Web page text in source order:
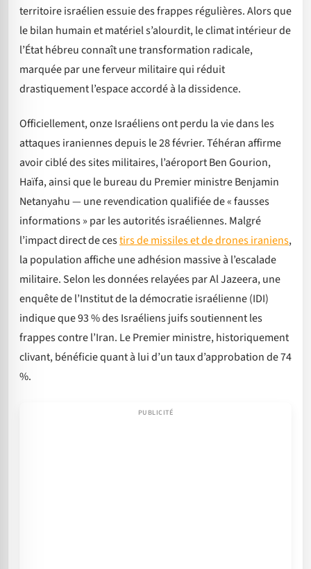
territoire israélien essuie des frappes régulières. Alors que
le bilan humain et matériel s’alourdit, le climat intérieur de
l’État hébreu connaît une transformation radicale,
marquée par une ferveur militaire qui réduit
drastiquement l’espace accordé à la dissidence.
Officiellement, onze Israéliens ont perdu la vie dans les
attaques iraniennes depuis le 28 février. Téhéran affirme
avoir ciblé des sites militaires, l’aéroport Ben Gourion,
Haïfa, ainsi que le bureau du Premier ministre Benjamin
Netanyahu — une revendication qualifiée de « fausses
informations » par les autorités israéliennes. Malgré
l’impact direct de cestirs de missiles et de drones iraniens,
la population affiche une adhésion massive à l’escalade
militaire. Selon les données relayées par Al Jazeera, une
enquête de l’Institut de la démocratie israélienne (IDI)
indique que 93 % des Israéliens juifs soutiennent les
frappes contre l’Iran. Le Premier ministre, historiquement
clivant, bénéficie quant à lui d’un taux d’approbation de 74
%.